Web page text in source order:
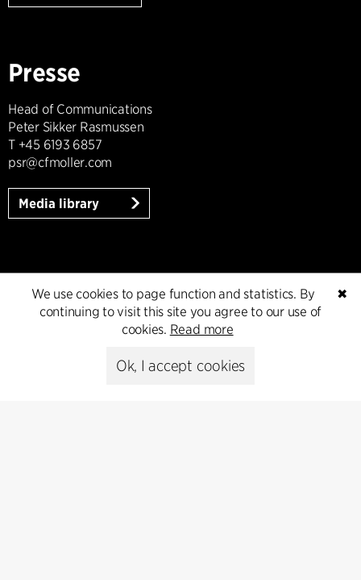
Presse
Head of Communications
Peter Sikker Rasmussen
T +45 6193 6857
psr@cfmoller.com
Media library
Subscribe
Subscribe to our newsletter and get
the latest architecture news.
✖
We use cookies to page function and statistics. By
continuing to visit this site you agree to our use of
cookies. Read more
Ok, I accept cookies